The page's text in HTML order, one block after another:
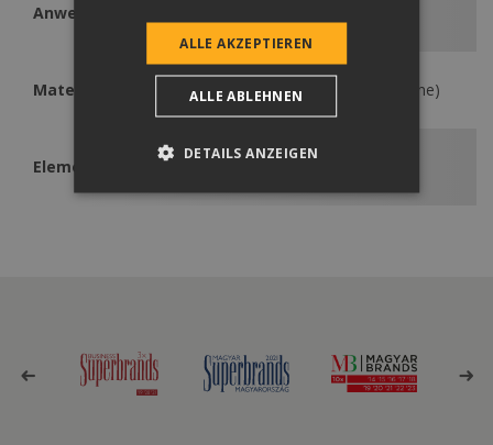
Anwendbar
Material HIPS (High Impact Polystyrene)
Elementenbedarf
ALLE AKZEPTIEREN
ALLE ABLEHNEN
DETAILS ANZEIGEN